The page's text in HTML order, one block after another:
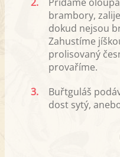
brambory,
dokud nejsou
Zahustíme
prolisovaný
provaříme.
3.
Buřtguláš
dost sytý,